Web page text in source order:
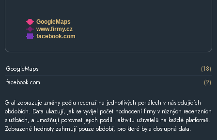
GoogleMaps
www.firmy.cz
facebook.com
GoogleMaps
(18)
facebook.com
(2)
Graf zobrazuje změny počtu recenzí na jednotlivých portálech v následujících
obdobích. Data ukazují, jak se vyvíjel počet hodnocení firmy v různých recenzních
službách, a umožňují porovnat jejich podíl i aktivitu uživatelů na každé platformě.
Zobrazené hodnoty zahrnují pouze období, pro které byla dostupná data.